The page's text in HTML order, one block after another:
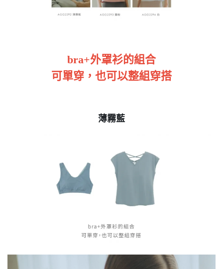
bra+外罩衫的組合
可單穿，也可以整組穿搭
薄霧藍